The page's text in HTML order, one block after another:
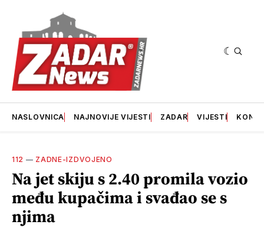
NASLOVNICA NAJNOVIJE VIJESTI ZADAR VIJESTI
112 — ZADNE-IZDVOJENO
Na jet skiju s 2.40 promila vozio
među kupačima i svađao se s
njima